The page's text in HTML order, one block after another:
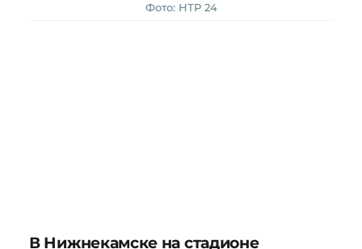
Фото: НТР 24
В Нижнекамске на стадионе